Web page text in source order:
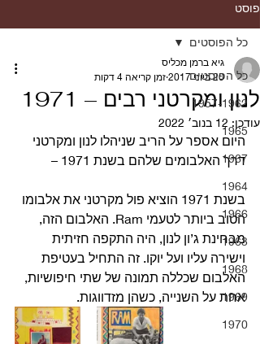
פוסט
כל הפוסטים
1957-1962
1965
1967
1964
1966
1963
1968
1969
1970
כל הפוסטים
לנון ומקרטני רבים – 1971
גיא ברמן מכליס
20 ביוני 2017
זמן קריאה 4 דקות
עודכן: 12 בנוב׳ 2022
היום אספר על הריב שניהלו לנון ומקרטני
דרך האלבומים שלהם בשנת 1971 –
בשנת 1971 הוציא פול מקרטני את אלבומו
הטוב ביותר לטעמי Ram. האלבום הזה,
מבחינת ג’ון לנון, היה התקפה חזיתית
וישירה עליו ועל יוקו. זה התחיל בעטיפת
האלבום שכללה תמונה של שתי חיפושיות,
אחת על השנייה, כשהן מזדווגות.